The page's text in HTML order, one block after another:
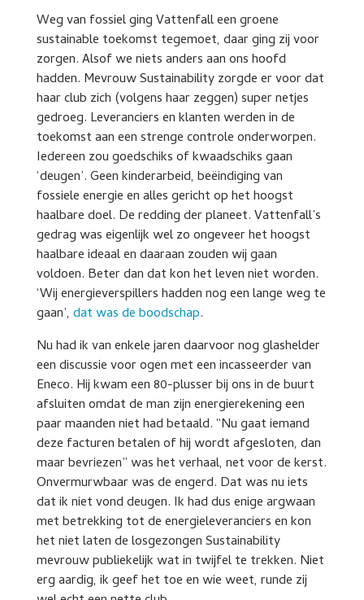
Weg van fossiel ging Vattenfall een groene
sustainable toekomst tegemoet, daar ging zij voor
zorgen. Alsof we niets anders aan ons hoofd
hadden. Mevrouw Sustainability zorgde er voor dat
haar club zich (volgens haar zeggen) super netjes
gedroeg. Leveranciers en klanten werden in de
toekomst aan een strenge controle onderworpen.
Iedereen zou goedschiks of kwaadschiks gaan
‘deugen’. Geen kinderarbeid, beëindiging van
fossiele energie en alles gericht op het hoogst
haalbare doel. De redding der planeet. Vattenfall’s
gedrag was eigenlijk wel zo ongeveer het hoogst
haalbare ideaal en daaraan zouden wij gaan
voldoen. Beter dan dat kon het leven niet worden.
‘Wij energieverspillers hadden nog een lange weg te
gaan’, dat was de boodschap.
Nu had ik van enkele jaren daarvoor nog glashelder
een discussie voor ogen met een incasseerder van
Eneco. Hij kwam een 80-plusser bij ons in de buurt
afsluiten omdat de man zijn energierekening een
paar maanden niet had betaald. “Nu gaat iemand
deze facturen betalen of hij wordt afgesloten, dan
maar bevriezen” was het verhaal, net voor de kerst.
Onvermurwbaar was de engerd. Dat was nu iets
dat ik niet vond deugen. Ik had dus enige argwaan
met betrekking tot de energieleveranciers en kon
het niet laten de losgezongen Sustainability
mevrouw publiekelijk wat in twijfel te trekken. Niet
erg aardig, ik geef het toe en wie weet, runde zij